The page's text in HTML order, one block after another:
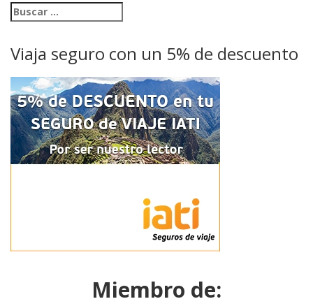
Viaja seguro con un 5% de descuento
Miembro de: